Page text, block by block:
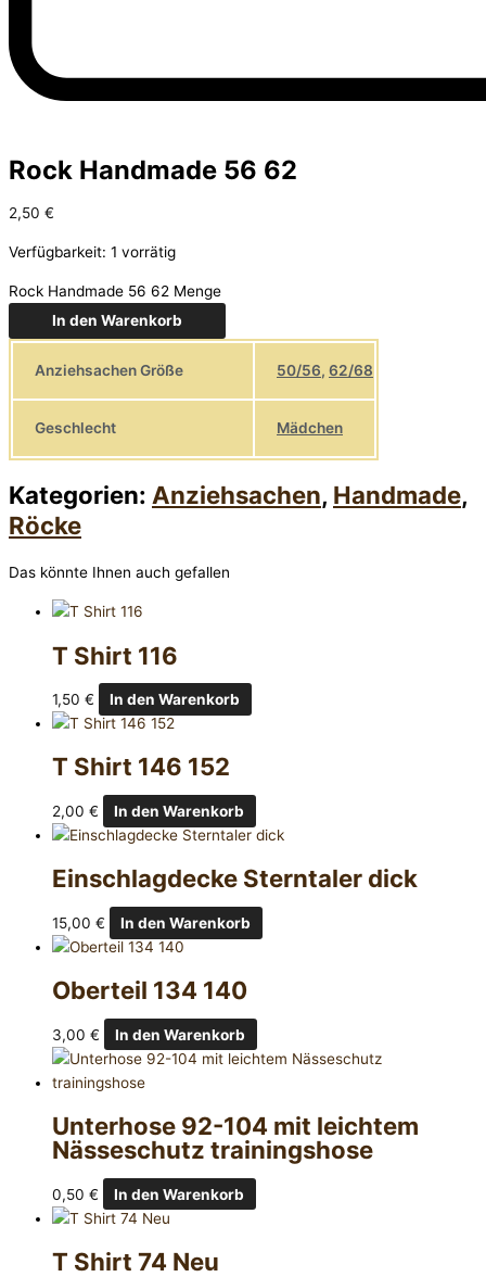
Rock Handmade 56 62
2,50 €
Verfügbarkeit: 1 vorrätig
Rock Handmade 56 62 Menge
In den Warenkorb
Anziehsachen Größe 50/56, 62/68
Geschlecht Mädchen
Kategorien: Anziehsachen, Handmade,
Röcke
Das könnte Ihnen auch gefallen
T Shirt 116
1,50 € In den Warenkorb
T Shirt 146 152
2,00 € In den Warenkorb
Einschlagdecke Sterntaler dick
15,00 € In den Warenkorb
Oberteil 134 140
3,00 € In den Warenkorb
Unterhose 92-104 mit leichtem
Nässeschutz trainingshose
0,50 € In den Warenkorb
T Shirt 74 Neu